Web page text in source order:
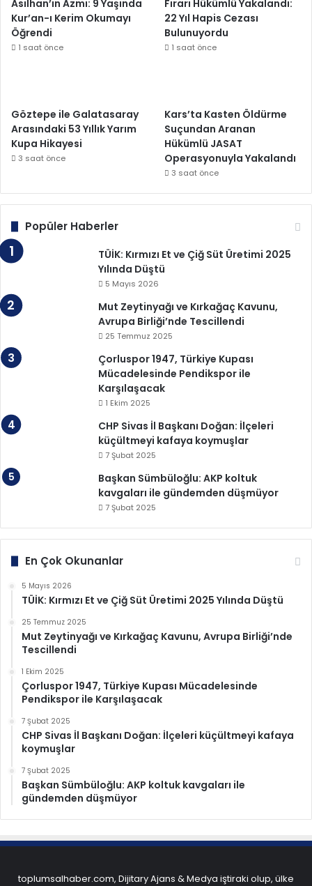
Asilhan’ın Azmi: 9 Yaşında
Kur’an-ı Kerim Okumayı
Öğrendi
1 saat önce
Firari Hükümlü Yakalandı:
22 Yıl Hapis Cezası
Bulunuyordu
1 saat önce
Göztepe ile Galatasaray
Arasındaki 53 Yıllık Yarım
Kupa Hikayesi
3 saat önce
Kars’ta Kasten Öldürme
Suçundan Aranan
Hükümlü JASAT
Operasyonuyla Yakalandı
3 saat önce
Popüler Haberler
TÜİK: Kırmızı Et ve Çiğ Süt Üretimi 2025
Yılında Düştü
5 Mayıs 2026
Mut Zeytinyağı ve Kırkağaç Kavunu,
Avrupa Birliği’nde Tescillendi
25 Temmuz 2025
Çorluspor 1947, Türkiye Kupası
Mücadelesinde Pendikspor ile
Karşılaşacak
1 Ekim 2025
CHP Sivas İl Başkanı Doğan: İlçeleri
küçültmeyi kafaya koymuşlar
7 Şubat 2025
Başkan Sümbüloğlu: AKP koltuk
kavgaları ile gündemden düşmüyor
7 Şubat 2025
En Çok Okunanlar
5 Mayıs 2026
TÜİK: Kırmızı Et ve Çiğ Süt Üretimi 2025 Yılında Düştü
25 Temmuz 2025
Mut Zeytinyağı ve Kırkağaç Kavunu, Avrupa Birliği’nde
Tescillendi
1 Ekim 2025
Çorluspor 1947, Türkiye Kupası Mücadelesinde
Pendikspor ile Karşılaşacak
7 Şubat 2025
CHP Sivas İl Başkanı Doğan: İlçeleri küçültmeyi kafaya
koymuşlar
7 Şubat 2025
Başkan Sümbüloğlu: AKP koltuk kavgaları ile
gündemden düşmüyor
toplumsalhaber.com, Dijitary Ajans & Medya iştiraki olup, ülke